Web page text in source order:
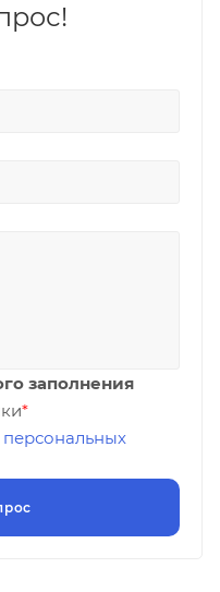
заполнения
*